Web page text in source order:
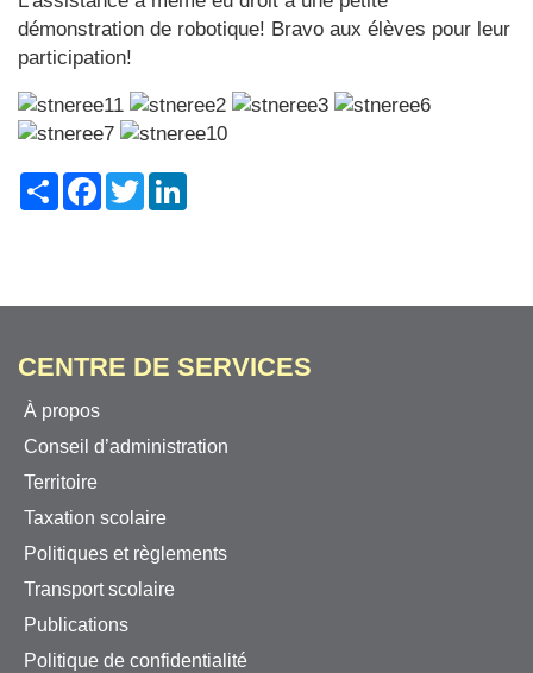
démonstration de robotique! Bravo aux élèves pour leur
participation!
ShareFacebook
Twitter
CENTRE DE SERVICES
À propos
Conseil d’administration
Territoire
Taxation scolaire
Politiques et règlements
Transport scolaire
Publications
Politique de confidentialité